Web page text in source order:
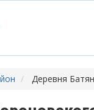
Деревня